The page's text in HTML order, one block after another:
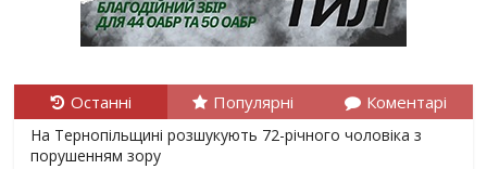
Останні Популярні Коментарі
На Тернопільщині розшукують 72-річного чоловіка з
порушенням зору